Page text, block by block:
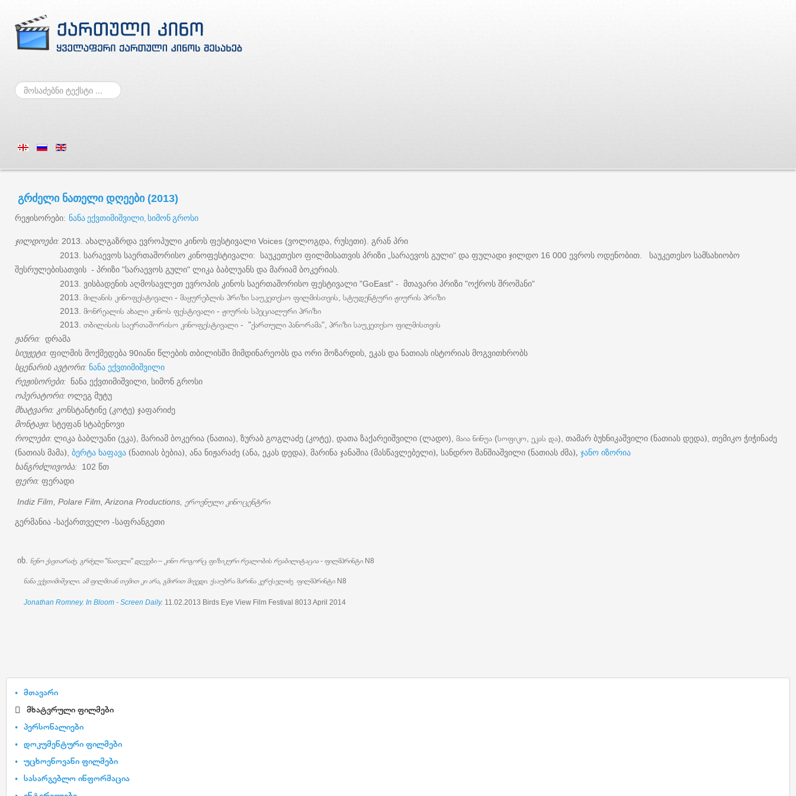
ძებნა
გრძელი ნათელი დღეები(2013)
რეჟისორები: ნანაექვთიმიშვილი, სიმონგროსი
ჯილდოები: 2013. ახალგაზრდა ევროპული კინოს ფესტივალი Voices (ვოლოგდა რუსეთი). გრან პრი
2013. სარაევოს საერთაშორისო კინოფესტივალი: საუკეთესო ფილმისათვის პრიზი სარაევოს გული“ და ფულადი ჯილდო 16 000 ევროს ოდენობით საუკეთესო სამსახიობო
შესრულებისათვის - პრიზი "სარაევოს გული" ლიკა ბაბლუანს და მარიამ ბოკერიას
2013. ვისბადენის აღმოსავლეთ ევროპის კინოს საერთაშორისო ფესტივალი "GoEast" - მთავარი პრიზი "ოქროს შროშანი"
2013. მილანის კინოფესტივალი - მაყურებლის პრიზი საუკეთესო ფილმისთვის, სტუდენტური ჟიურის პრიზი
2013. მონრეალის ახალი კინოს ფესტივალი - ჟიურის სპეციალური პრიზი
2013. თბილისის საერთაშორისო კინოფესტივალი - "ქართული პანორამა", პრიზი საუკეთესო ფილმისთვის
ჟანრი: დრამა
სიუჟეტი: ფილმის მოქმედება 90იანი წლების თბილისში მიმდინარეობს და ორი მოზარდის ეკას და ნათიას ისტორიას მოგვითხრობს
სცენარის ავტორი: ნანა ექვთიმიშვილი
რეჟისორები: ნანა ექვთიმიშვილი სიმონ გროსი
ოპერატორი: ოლეგ მუტუ
მხატვარი: კონსტანტინე (კოტე) ჯაფარიძე
მონტაჟი: სტეფან სტაბენოვი
როლები: ლიკა ბაბლუანი (ეკა), მარიამ ბოკერია (ნათია), ზურაბ გოგლაძე (კოტე), დათა ზაქარეიშვილი (ლადო), მაია ნინუა (სოფიკო, ეკას და), თამარ ბუხნიკაშვილი (ნათიას დედა) თემიკო ჭიჭინაძე
(ნათიას მამა) ბერტა ხაფავა (ნათიას ბებია) ანა ნიჟარაძე (ანა, ეკას დედა) მარინა ჯანაშია (მასწავლებელი), სანდრო შანშიაშვილი (ნათიას ძმა), ჯანო იზორია
ხანგრძლივობა: 102 წთ
ფერი: ფერადი
Indiz Film, Polare Film, Arizona Productions, ეროვნული კინოცენტრი
გერმანია -საქართველო -საფრანგეთი
იხ ნენო ქავთარაძე. გრძელი "ნათელი" დღეები – კინო როგორც ფიზიკური რეალობის რეაბილიტაცია- ფილმპრინტი N8
ნანა ექვთიმიშვილი. ამ ფილმთან თემით კი არა, გმირით მივედი. ესაუბრა მარინა კერესელიძე ფილმპრინტი N8
Jonathan Romney. In Bloom - Screen Daily. 11.02.2013 Birds Eye View Film Festival 8013 April 2014
მთავარი
მხატვრული ფილმები
პერსონალიები
დოკუმენტური ფილმები
უცხოენოვანი ფილმები
სასარგებლო ინფორმაცია